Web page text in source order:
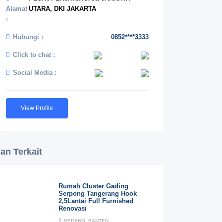
Alamat
:
UTARA, DKI JAKARTA
Hubungi : 0852****3333
Click to chat :
Social Media :
View Profile
Terkait
Rumah Cluster Gading
Serpong Tangerang Hook
2,5Lantai Full Furnished
Renovasi
MEDANG, BANTEN